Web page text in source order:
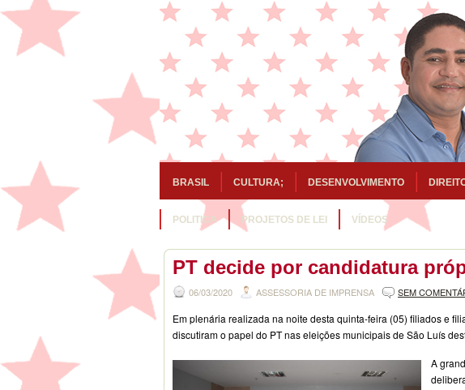
BRASIL CULTURA; DESENVOLVIMENTO
POLITICA PROJETOS DE LEI VÍDEOS
PT decide por candidatura
06/03/2020 ASSESSORIA DE IMPRENSA SEM
Em plenária realizada na noite desta quinta-feira (05) filiados e
discutiram o papel do PT nas eleições municipais de São Luís
A